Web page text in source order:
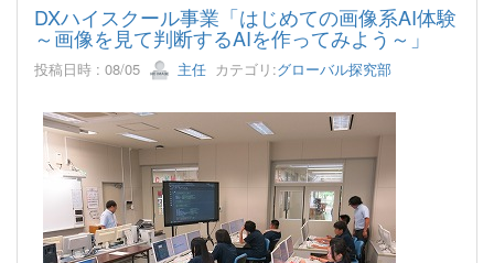
DXハイスクール事業「はじめての画像系AI体験
～画像を見て判断するAIを作ってみよう～」
投稿日時 : 08/05 主任 カテゴリ:グローバル探究部